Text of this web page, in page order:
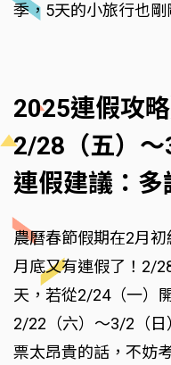
季，5天的小旅行也剛
2025連假攻
2/28（五）
連假建議：
農曆春節假期在2月
月底又有連假了！2/
天，若從2/24（一）
2/22（六）～3/2（
票太昂貴的話，不妨